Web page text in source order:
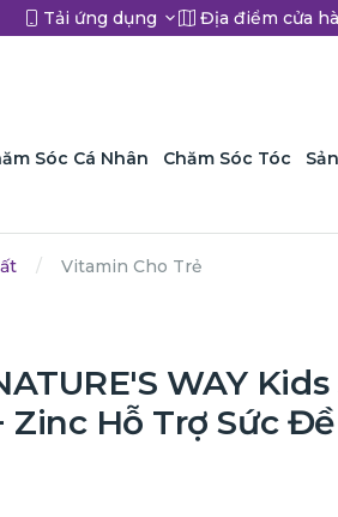
Tải ứng dụng Địa điểm cửa
Sóc Cá Nhân Chăm Sóc Tóc
Vitamin Cho Trẻ
WAY
Zinc Hỗ Trợ Sức